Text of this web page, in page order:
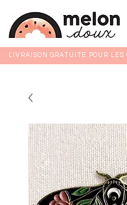
LIVRAISON GRATUITE POUR